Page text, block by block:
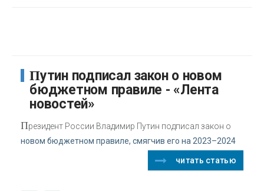
Путин подписал закон о новом
бюджетном правиле - «Лента
новостей»
Президент России Владимир Путин подписал закон о
новом бюджетном правиле, смягчив его на 2023–2024
читать статью